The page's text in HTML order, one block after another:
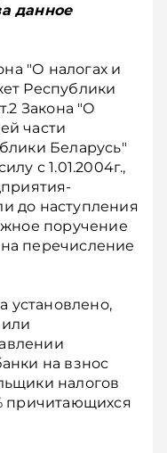
данное
"О налогах и
Республики
Закона "О
части
Беларусь"
с 1.01.2004г.,
до наступления
поручение
перечисление
установлено,
на взнос
налогов
причитающихся